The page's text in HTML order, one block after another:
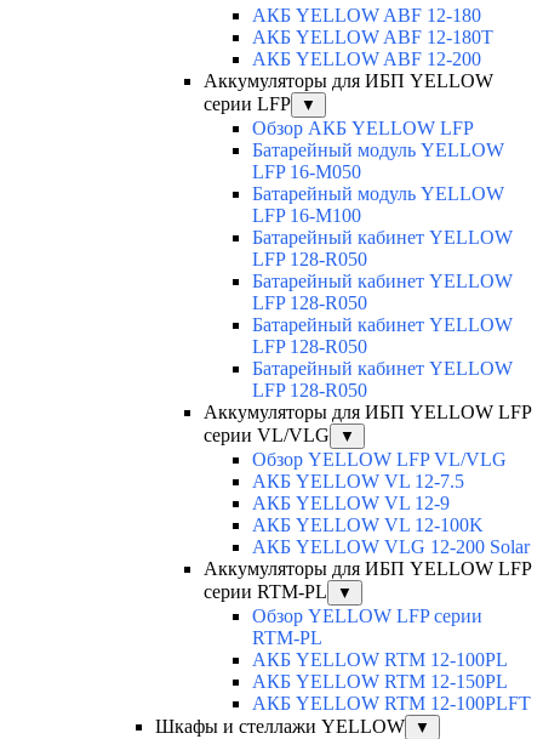
АКБ YELLOW ABF 12-180
АКБ YELLOW ABF 12-180Т
АКБ YELLOW ABF 12-200
Аккумуляторы для ИБП YELLOW
серии LFP
▼
Обзор АКБ YELLOW LFP
Батарейный модуль YELLOW
LFP 16-M050
Батарейный модуль YELLOW
LFP 16-M100
Батарейный кабинет YELLOW
LFP 128-R050
Батарейный кабинет YELLOW
LFP 128-R050
Батарейный кабинет YELLOW
LFP 128-R050
Батарейный кабинет YELLOW
LFP 128-R050
Аккумуляторы для ИБП YELLOW LFP
серии VL/VLG
▼
Обзор YELLOW LFP VL/VLG
АКБ YELLOW VL 12-7.5
АКБ YELLOW VL 12-9
АКБ YELLOW VL 12-100K
АКБ YELLOW VLG 12-200 Solar
Аккумуляторы для ИБП YELLOW LFP
серии RTM-PL
▼
Обзор YELLOW LFP серии
RTM-PL
АКБ YELLOW RTM 12-100PL
АКБ YELLOW RTM 12-150PL
АКБ YELLOW RTM 12-100PLFT
Шкафы и стеллажи YELLOW
▼